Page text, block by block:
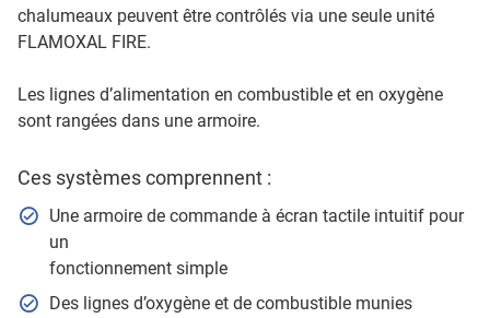
chalumeaux peuvent être contrôlés via une seule unité
FLAMOXAL FIRE.
Les lignes d’alimentation en combustible et en oxygène
sont rangées dans une armoire.
Ces systèmes comprennent :
Une armoire de commande à écran tactile intuitif pour
un
fonctionnement simple
Des lignes d’oxygène et de combustible munies